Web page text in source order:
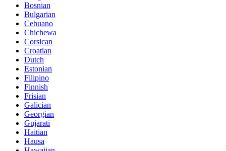
Bosnian
Bulgarian
Cebuano
Chichewa
Corsican
Croatian
Dutch
Estonian
Filipino
Finnish
Frisian
Galician
Georgian
Gujarati
Haitian
Hausa